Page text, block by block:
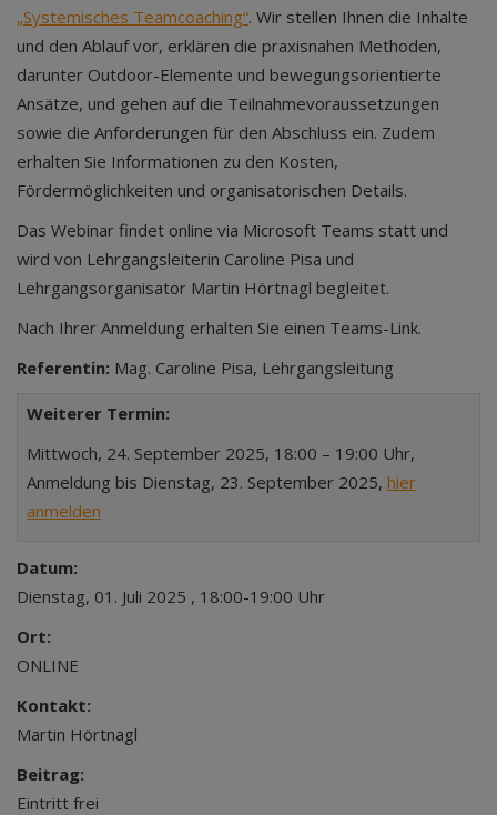
„Systemisches Teamcoaching“. Wir stellen Ihnen die Inhalte
und den Ablauf vor, erklären die praxisnahen Methoden,
darunter Outdoor-Elemente und bewegungsorientierte
Ansätze, und gehen auf die Teilnahmevoraussetzungen
sowie die Anforderungen für den Abschluss ein. Zudem
erhalten Sie Informationen zu den Kosten,
Fördermöglichkeiten und organisatorischen Details.
Das Webinar findet online via Microsoft Teams statt und
wird von Lehrgangsleiterin Caroline Pisa und
Lehrgangsorganisator Martin Hörtnagl begleitet.
Nach Ihrer Anmeldung erhalten Sie einen Teams-Link.
Referentin: Mag. Caroline Pisa, Lehrgangsleitung
Weiterer Termin:
Mittwoch, 24. September 2025, 18:00 – 19:00 Uhr,
Anmeldung bis Dienstag, 23. September 2025, hier
anmelden
Datum:
Dienstag, 01. Juli 2025 , 18:00-19:00 Uhr
Ort:
ONLINE
Kontakt:
Martin Hörtnagl
Beitrag:
Eintritt frei